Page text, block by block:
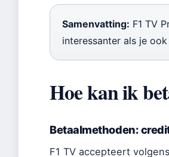
Samenvatting: F1 TV
interessanter als je
Hoe kan ik
Betaalmethoden:
F1 TV accepteert